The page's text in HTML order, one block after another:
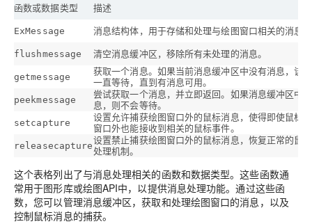
函数或数据类型 描述
ExMessage 消息结构体，用于存储和处理与绘图窗口相关的消息。
flushmessage 清空消息缓冲区，移除所有未处理的消息。
getmessage
获取一个消息。如果当前消息缓冲区中没有消息，该
一直等待，直到有消息可用。
peekmessage
尝试获取一个消息，并立即返回。如果消息缓冲区中
息，则不会等待。
setcapture
设置允许捕获绘图窗口外的鼠标消息，使得即使鼠标
窗口外也能接收到相关的鼠标事件。
releasecapture设置禁止捕获绘图窗口外的鼠标消息，恢复正常的鼠
处理机制。
这个表格列出了与消息处理相关的函数和数据类型。这些函数通
常用于图形库或绘图API中，以提供消息处理功能。通过这些函
数，您可以管理消息缓冲区，获取和处理绘图窗口的消息，以及
控制鼠标消息的捕获。